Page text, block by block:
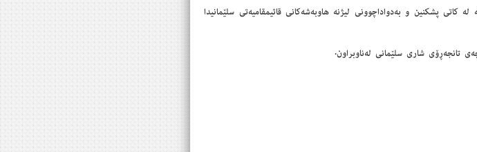
پشكنین و به‌دواداچوونی لیژنه‌ هاوبه‌شه‌كانی قائیمقامیه‌تی سلێمانیدا
تانجه‌ڕۆی شاری سلێمانی له‌ناوبراون.